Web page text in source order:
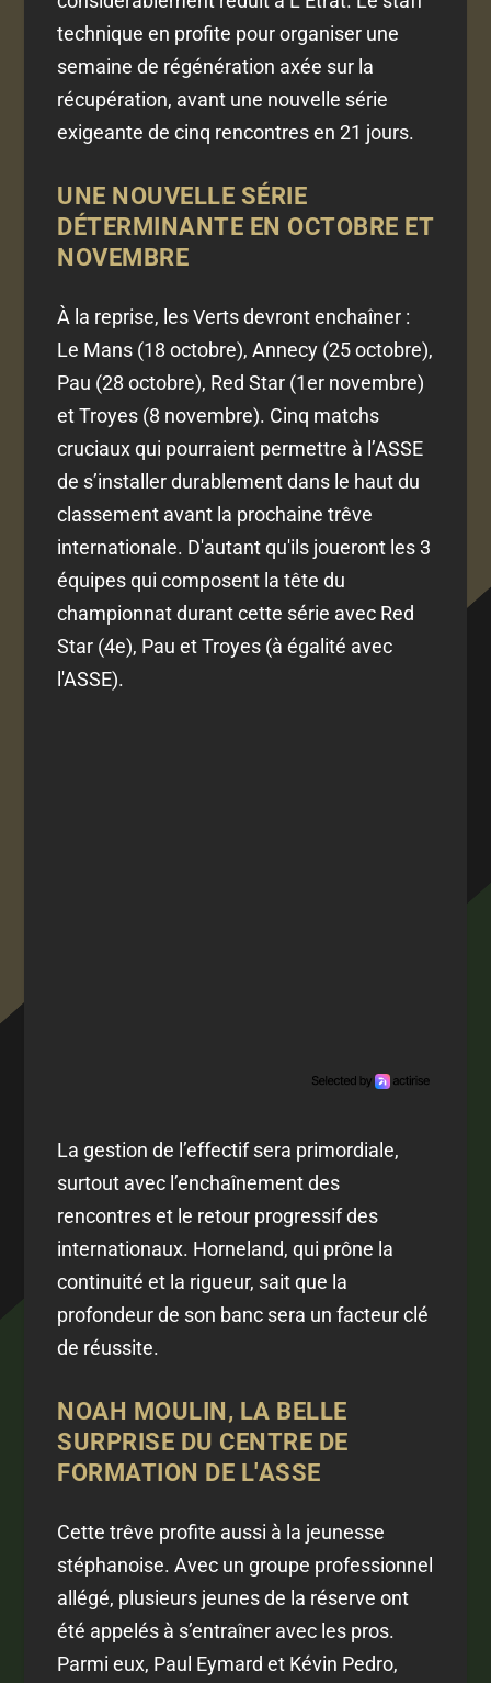
technique en profite pour organiser une
semaine de régénération axée sur la
récupération, avant une nouvelle série
exigeante de cinq rencontres en 21 jours.
UNE NOUVELLE SÉRIE
DÉTERMINANTE EN OCTOBRE ET
NOVEMBRE
À la reprise, les Verts devront enchaîner :
Le Mans (18 octobre), Annecy (25 octobre),
Pau (28 octobre), Red Star (1er novembre)
et Troyes (8 novembre). Cinq matchs
cruciaux qui pourraient permettre à l’ASSE
de s’installer durablement dans le haut du
classement avant la prochaine trêve
internationale. D'autant qu'ils joueront les 3
équipes qui composent la tête du
championnat durant cette série avec Red
Star (4e), Pau et Troyes (à égalité avec
l'ASSE).
La gestion de l’effectif sera primordiale,
surtout avec l’enchaînement des
rencontres et le retour progressif des
internationaux. Horneland, qui prône la
continuité et la rigueur, sait que la
profondeur de son banc sera un facteur clé
de réussite.
NOAH MOULIN, LA BELLE
SURPRISE DU CENTRE DE
FORMATION DE L'ASSE
Cette trêve profite aussi à la jeunesse
stéphanoise. Avec un groupe professionnel
allégé, plusieurs jeunes de la réserve ont
été appelés à s’entraîner avec les pros.
Parmi eux, Paul Eymard et Kévin Pedro,